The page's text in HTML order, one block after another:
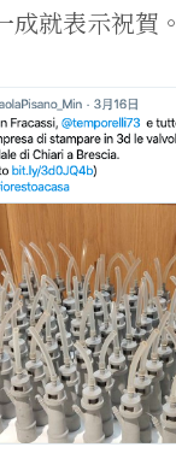
成就表示祝賀。